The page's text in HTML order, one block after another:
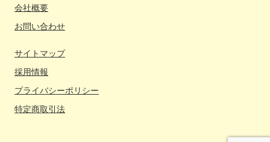
会社概要
お問い合わせ
サイトマップ
採用情報
プライバシーポリシー
特定商取引法